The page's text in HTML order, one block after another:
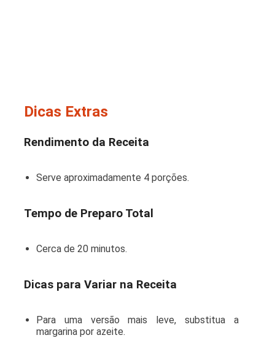
Dicas Extras
Rendimento da Receita
Serve aproximadamente 4 porções.
Tempo de Preparo Total
Cerca de 20 minutos.
Dicas para Variar na Receita
Para uma versão mais leve, substitua a
margarina por azeite.